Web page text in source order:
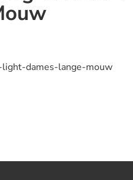
dames-lange-mouw